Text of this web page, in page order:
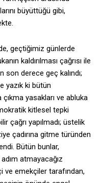
büyüttüğü gibi,
geçtiğimiz günlerde
kaldırılması çağrısı ile
son derece geç kalındı;
yazık ki bütün
çıkma yasakları ve abluka
kitlesel tepki
çağrı yapılmadı; üstelik
çadırına gitme türünden
Bütün bunlar,
atmayacağız
ve emekçiler tarafından,